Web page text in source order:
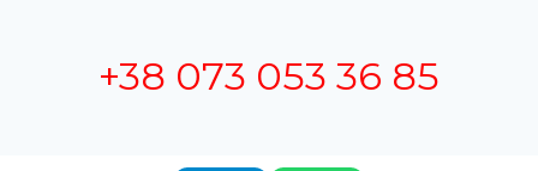
+38 073 053 36 85